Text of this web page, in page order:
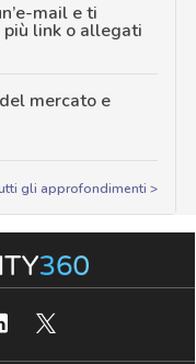
mail e ti
link o allegati
mercato e
gli approfondimenti >